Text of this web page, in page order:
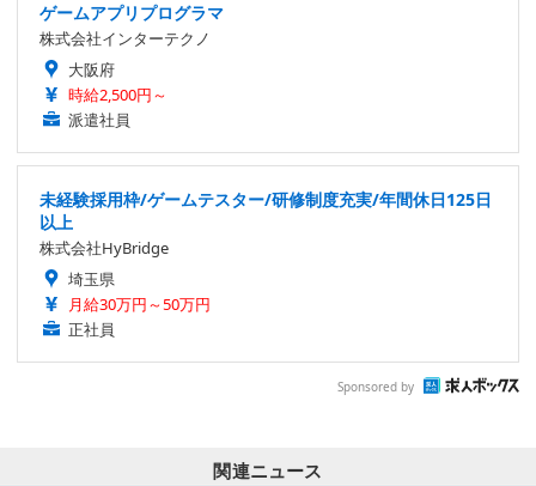
ゲームアプリプログラマ
株式会社インターテクノ
大阪府
時給2,500円～
派遣社員
未経験採用枠/ゲームテスター/研修制度充実/年間休日125日
以上
株式会社HyBridge
埼玉県
月給30万円～50万円
正社員
Sponsored by
関連ニュース